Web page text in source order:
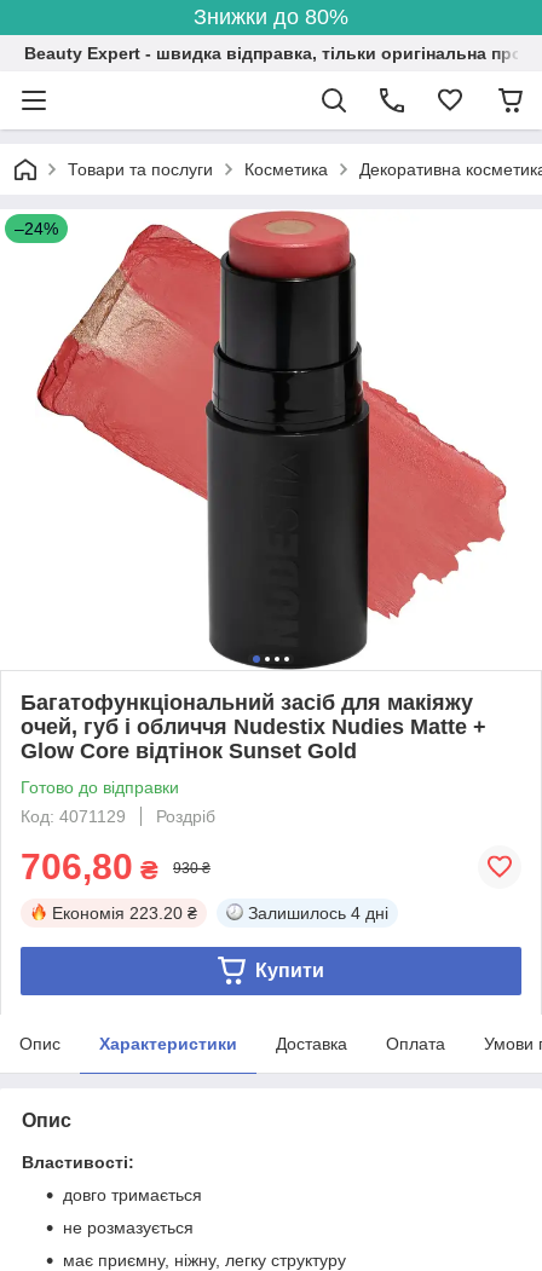
Знижки до 80%
Beauty Expert - швидка відправка, тільки оригінальна
Товари та послуги Косметика Декоративна
–24%
Багатофункціональний засіб для макіяжу
очей, губ і обличчя Nudestix Nudies Matte +
Glow Core відтінок Sunset Gold
Готово до відправки
Код: 4071129
Роздріб
706,80 ₴ 930 ₴
Економія 223.20 ₴ Залишилось 4 дні
Купити
Опис Характеристики Доставка Оплата Умови
Опис
Властивості:
довго тримається
не розмазується
має приємну, ніжну, легку структуру